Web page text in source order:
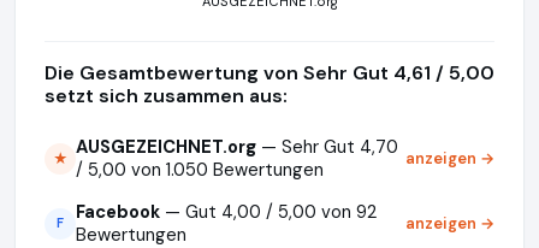
Die Gesamtbewertung von Sehr Gut 4,61 / 5,00
setzt sich zusammen aus:
★ AUSGEZEICHNET.org — Sehr Gut 4,70
/ 5,00 von 1.050 Bewertungen
anzeigen →
F Facebook — Gut 4,00 / 5,00 von 92
Bewertungen
anzeigen →